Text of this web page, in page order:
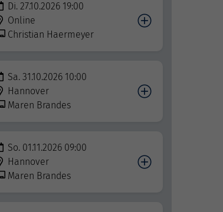
Di. 27.10.2026 19:00
Online
Christian Haermeyer
Sa. 31.10.2026 10:00
Hannover
Maren Brandes
So. 01.11.2026 09:00
Hannover
Maren Brandes